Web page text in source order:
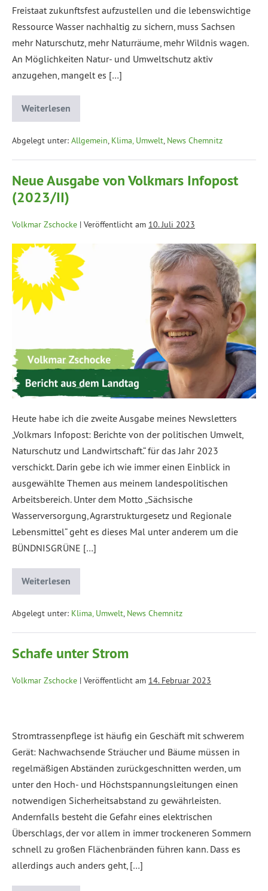
Freistaat zukunftsfest aufzustellen und die lebenswichtige
Ressource Wasser nachhaltig zu sichern, muss Sachsen
mehr Naturschutz, mehr Naturräume, mehr Wildnis wagen.
An Möglichkeiten Natur- und Umweltschutz aktiv
anzugehen, mangelt es […]
Weiterlesen
Abgelegt unter: Allgemein, Klima, Umwelt, News Chemnitz
Neue Ausgabe von Volkmars Infopost
(2023/II)
Volkmar Zschocke | Veröffentlicht am 10. Juli 2023
Heute habe ich die zweite Ausgabe meines Newsletters
„Volkmars Infopost: Berichte von der politischen Umwelt,
Naturschutz und Landwirtschaft.“ für das Jahr 2023
verschickt. Darin gebe ich wie immer einen Einblick in
ausgewählte Themen aus meinem landespolitischen
Arbeitsbereich. Unter dem Motto „Sächsische
Wasserversorgung, Agrarstrukturgesetz und Regionale
Lebensmittel“ geht es dieses Mal unter anderem um die
BÜNDNISGRÜNE […]
Weiterlesen
Abgelegt unter: Klima, Umwelt, News Chemnitz
Schafe unter Strom
Volkmar Zschocke | Veröffentlicht am 14. Februar 2023
Stromtrassenpflege ist häufig ein Geschäft mit schwerem
Gerät: Nachwachsende Sträucher und Bäume müssen in
regelmäßigen Abständen zurückgeschnitten werden, um
unter den Hoch- und Höchstspannungsleitungen einen
notwendigen Sicherheitsabstand zu gewährleisten.
Andernfalls besteht die Gefahr eines elektrischen
Überschlags, der vor allem in immer trockeneren Sommern
schnell zu großen Flächenbränden führen kann. Dass es
allerdings auch anders geht, […]